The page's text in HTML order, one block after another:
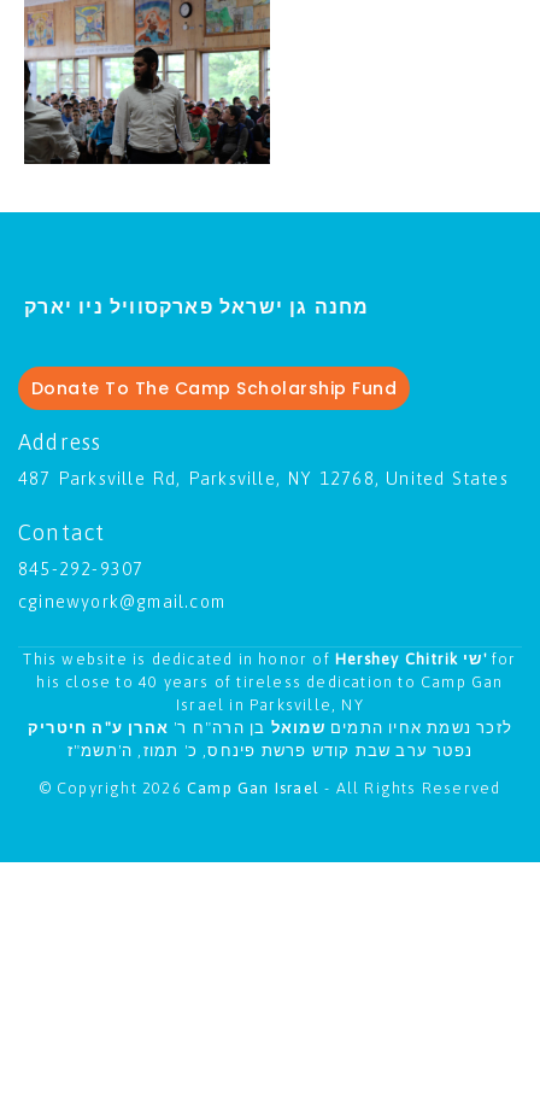
מחנה גן ישראל פארקסוויל ני
Donate To The Camp Scholarship Fund
Address
487 Parksville Rd, Parksville, NY 12768, United States
Contact
845-292-9307
cginewyork@gmail.com
This website is dedicated in honor of Hershey Chitrik שי' for
his close to 40 years of tireless dedication to Camp Gan
Israel in Parksville, NY
לזכר נשמת אחיו התמים שמואל בן הרה"ח ר' אהרן ע"ה חיטריק
נפטר ערב שבת קודש פרשת פינחס, כ' תמוז, ה'תשמ"ז
© Copyright 2026 Camp Gan Israel- All Rights Reserved